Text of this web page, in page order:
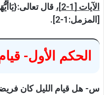
الآيات [1-2]، قال تعالى:
[المزمل:1-2].
الحكم الأول-
س- هل قيام الليل كان